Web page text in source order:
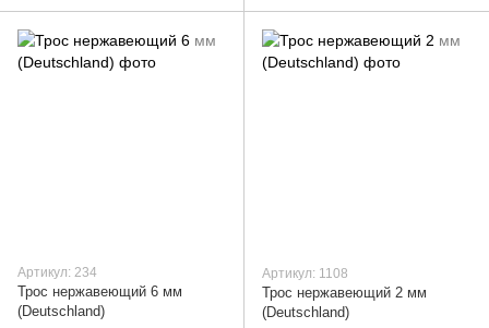
Артикул: 234
Трос нержавеющий 6 мм
(Deutschland)
Артикул: 1108
Трос нержавеющий 2 мм
(Deutschland)